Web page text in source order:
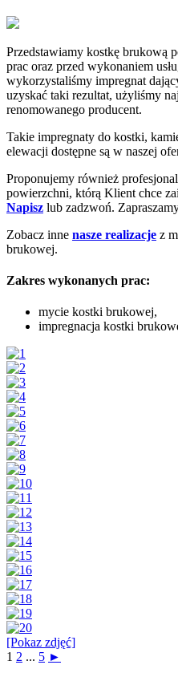
Przedstawiamy kostkę brukową
prac oraz przed wykonaniem
wykorzystaliśmy impregnat
uzyskać taki rezultat, użyliśmy
renomowanego producent.
Takie impregnaty do kostki,
elewacji dostępne są w naszej
Proponujemy również
powierzchni, którą Klient chce
Napisz lub zadzwoń.
Zobacz inne nasze realizacje z
brukowej.
Zakres wykonanych prac:
mycie kostki brukowej,
impregnacja kostki
[Pokaz zdjęć]
1 2 ... 5 ►